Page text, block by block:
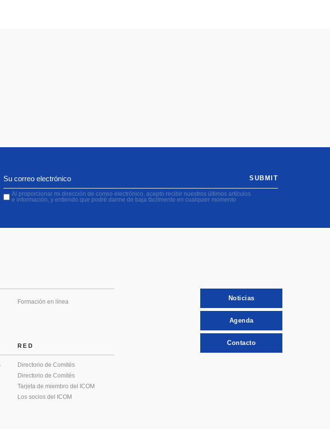
Al proporcionar mi dirección de correo electrónico, acepto recibir nuestros últimos artículos
e información, y entiendo que podré darme de baja fácilmente en cualquier momento
SUBMIT
Formación en línea
RED
Directorio de Comités
Directorio de Comités
Tarjeta de miembro del ICOM
Los socios del ICOM
Noticias
Agenda
Contacto